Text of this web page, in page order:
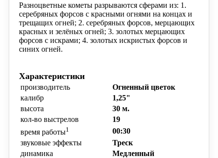
Разноцветные кометы разрываются сферами из: 1.
серебряных форсов с красными огнями на концах и
трещащих огней; 2. серебряных форсов, мерцающих
красных и зелёных огней; 3. золотых мерцающих
форсов с искрами; 4. золотых искристых форсов и
синих огней.
Характеристики
производитель
Огненный цветок
калибр
1,25"
высота
30 м.
кол-во выстрелов
19
время работы1
00:30
звуковые эффекты
Треск
динамика
Медленный